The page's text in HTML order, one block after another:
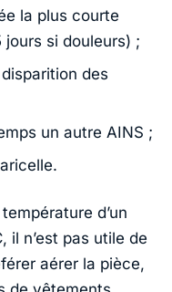
la plus courte
si douleurs) ;
des
un autre AINS ;
d’un
il n’est pas utile de
aérer la pièce,